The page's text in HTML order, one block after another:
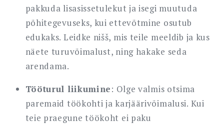
pakkuda lisasissetulekut ja isegi muutuda
põhitegevuseks, kui ettevõtmine osutub
edukaks. Leidke nišš, mis teile meeldib ja kus
näete turuvõimalust, ning hakake seda
arendama.
Tööturul liikumine: Olge valmis otsima
paremaid töökohti ja karjäärivõimalusi. Kui
teie praegune töökoht ei paku